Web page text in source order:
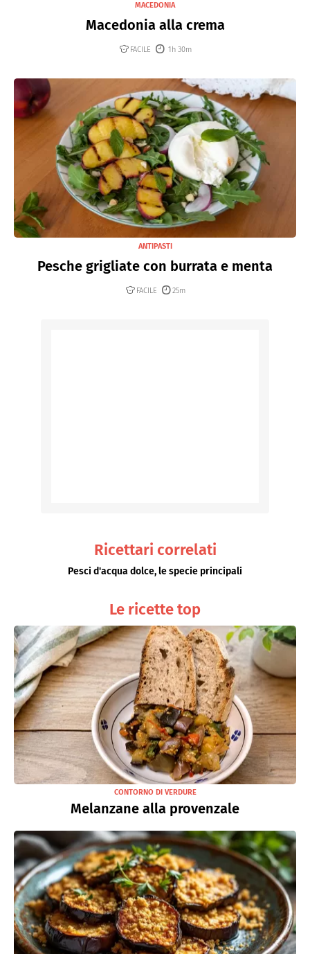
MACEDONIA
Macedonia alla crema
FACILE 1h 30m
ANTIPASTI
Pesche grigliate con burrata e menta
FACILE 25m
Ricettari correlati
Pesci d'acqua dolce, le specie principali
Le ricette top
CONTORNO DI VERDURE
Melanzane alla provenzale